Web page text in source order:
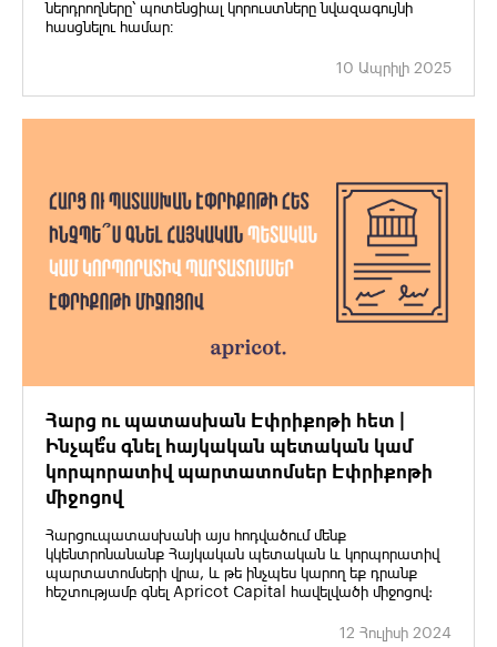
ներդրողները՝ պոտենցիալ կորուստները նվազագույնի
հասցնելու համար։
10 Ապրիլի 2025
Հարց ու պատասխան Էփրիքոթի հետ |
Ինչպե՞ս գնել հայկական պետական ​​կամ
կորպորատիվ պարտատոմսեր Էփրիքոթի
միջոցով
Հարցուպատասխանի այս հոդվածում մենք
կկենտրոնանանք Հայկական պետական ​​և կորպորատիվ
պարտատոմսերի վրա, և թե ինչպես կարող եք դրանք
հեշտությամբ գնել Apricot Capital հավելվածի միջոցով:
12 Հուլիսի 2024